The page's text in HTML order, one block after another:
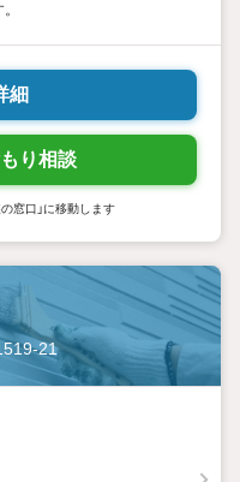
細
り相談
窓口」に移動します
21